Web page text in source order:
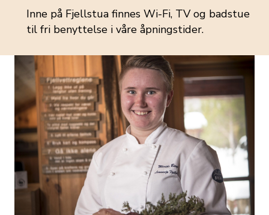
Inne på Fjellstua finnes Wi-Fi, TV og badstue
til fri benyttelse i våre åpningstider.